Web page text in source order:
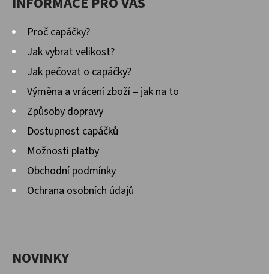
Proč capáčky?
Jak vybrat velikost?
Jak pečovat o capáčky?
Výměna a vrácení zboží – jak na to
Způsoby dopravy
Dostupnost capáčků
Možnosti platby
Obchodní podmínky
Ochrana osobních údajů
NOVINKY